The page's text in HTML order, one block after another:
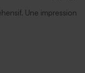
Une impression